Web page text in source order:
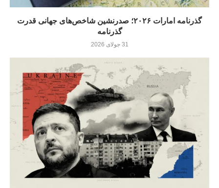
گذرنامه امارات ۲۰۲۶؛ صدرنشین شاخص‌های جهانی قدرت
گذرنامه
31 جولای 2026